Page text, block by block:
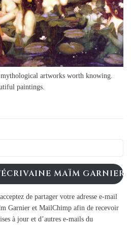
mythological artworks worth knowing.
paintings.
MAÏM GARNIER
de partager votre adresse e-mail
Garnier et MailChimp afin de recevoir
à jour et d’autres e-mails du